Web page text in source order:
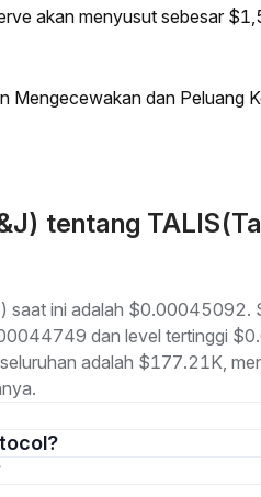
akan menyusut sebesar
Mengecewakan dan Peluang
tentang
saat ini adalah $0.00045092.
dan level tertinggi
adalah $177.21K,